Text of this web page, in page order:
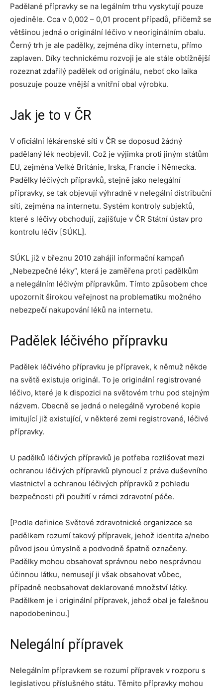
Padělané přípravky se na legálním trhu vyskytují pouze
ojediněle. Cca v 0,002 – 0,01 procent případů, přičemž se
většinou jedná o originální léčivo v neoriginálním obalu.
Černý trh je ale padělky, zejména díky internetu, přímo
zaplaven. Díky technickému rozvoji je ale stále obtížnější
rozeznat zdařilý padělek od originálu, neboť oko laika
posuzuje pouze vnější a vnitřní obal výrobku.
Jak je to v ČR
V oficiální lékárenské síti v ČR se doposud žádný
padělaný lék neobjevil. Což je výjimka proti jiným státům
EU, zejména Velké Británie, Irska, Francie i Německa.
Padělky léčivých přípravků, stejně jako nelegální
přípravky, se tak objevují výhradně v nelegální distribuční
síti, zejména na internetu. Systém kontroly subjektů,
které s léčivy obchodují, zajišťuje v ČR Státní ústav pro
kontrolu léčiv [SÚKL].
SÚKL již v březnu 2010 zahájil informační kampaň
„Nebezpečné léky“, která je zaměřena proti padělkům
a nelegálním léčivým přípravkům. Tímto způsobem chce
upozornit širokou veřejnost na problematiku možného
nebezpečí nakupování léků na internetu.
Padělek léčivého přípravku
Padělek léčivého přípravku je přípravek, k němuž někde
na světě existuje originál. To je originální registrované
léčivo, které je k dispozici na světovém trhu pod stejným
názvem. Obecně se jedná o nelegálně vyrobené kopie
imitující již existující, v některé zemi registrované, léčivé
přípravky.
U padělků léčivých přípravků je potřeba rozlišovat mezi
ochranou léčivých přípravků plynoucí z práva duševního
vlastnictví a ochranou léčivých přípravků z pohledu
bezpečnosti při použití v rámci zdravotní péče.
[Podle definice Světové zdravotnické organizace se
padělkem rozumí takový přípravek, jehož identita a/nebo
původ jsou úmyslně a podvodně špatně označeny.
Padělky mohou obsahovat správnou nebo nesprávnou
účinnou látku, nemusejí ji však obsahovat vůbec,
případně neobsahovat deklarované množství látky.
Padělkem je i originální přípravek, jehož obal je falešnou
napodobeninou.]
Nelegální přípravek
Nelegálním přípravkem se rozumí přípravek v rozporu s
legislativou příslušného státu. Těmito přípravky mohou